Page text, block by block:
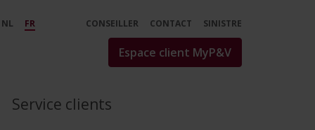
tout. - P&amp;V
NL FR CONSEILLER CONTACT SINISTRE
Espace client MyP&V
Service clients